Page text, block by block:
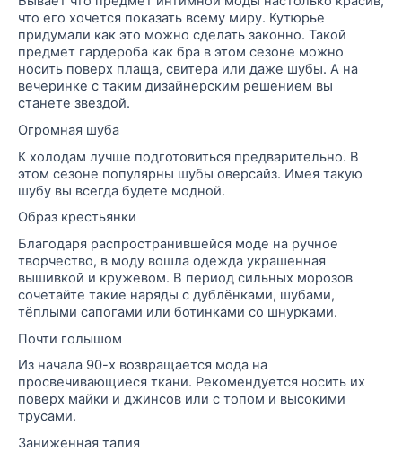
что его хочется показать всему миру. Кутюрье
придумали как это можно сделать законно. Такой
предмет гардероба как бра в этом сезоне можно
носить поверх плаща, свитера или даже шубы. А на
вечеринке с таким дизайнерским решением вы
станете звездой.
Огромная шуба
К холодам лучше подготовиться предварительно. В
этом сезоне популярны шубы оверсайз. Имея такую
шубу вы всегда будете модной.
Образ крестьянки
Благодаря распространившейся моде на ручное
творчество, в моду вошла одежда украшенная
вышивкой и кружевом. В период сильных морозов
сочетайте такие наряды с дублёнками, шубами,
тёплыми сапогами или ботинками со шнурками.
Почти голышом
Из начала 90-х возвращается мода на
просвечивающиеся ткани. Рекомендуется носить их
поверх майки и джинсов или с топом и высокими
трусами.
Заниженная талия